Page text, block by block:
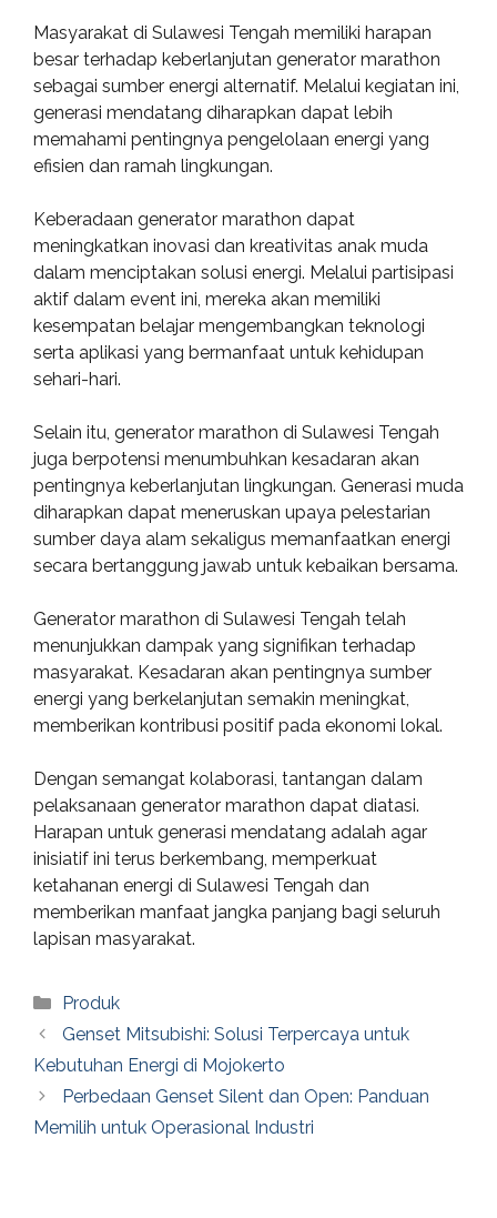
Masyarakat di Sulawesi Tengah memiliki harapan
besar terhadap keberlanjutan generator marathon
sebagai sumber energi alternatif. Melalui kegiatan ini,
generasi mendatang diharapkan dapat lebih
memahami pentingnya pengelolaan energi yang
efisien dan ramah lingkungan.
Keberadaan generator marathon dapat
meningkatkan inovasi dan kreativitas anak muda
dalam menciptakan solusi energi. Melalui partisipasi
aktif dalam event ini, mereka akan memiliki
kesempatan belajar mengembangkan teknologi
serta aplikasi yang bermanfaat untuk kehidupan
sehari-hari.
Selain itu, generator marathon di Sulawesi Tengah
juga berpotensi menumbuhkan kesadaran akan
pentingnya keberlanjutan lingkungan. Generasi muda
diharapkan dapat meneruskan upaya pelestarian
sumber daya alam sekaligus memanfaatkan energi
secara bertanggung jawab untuk kebaikan bersama.
Generator marathon di Sulawesi Tengah telah
menunjukkan dampak yang signifikan terhadap
masyarakat. Kesadaran akan pentingnya sumber
energi yang berkelanjutan semakin meningkat,
memberikan kontribusi positif pada ekonomi lokal.
Dengan semangat kolaborasi, tantangan dalam
pelaksanaan generator marathon dapat diatasi.
Harapan untuk generasi mendatang adalah agar
inisiatif ini terus berkembang, memperkuat
ketahanan energi di Sulawesi Tengah dan
memberikan manfaat jangka panjang bagi seluruh
lapisan masyarakat.
Categories
Produk
Genset Mitsubishi: Solusi Terpercaya untuk
Kebutuhan Energi di Mojokerto
Perbedaan Genset Silent dan Open: Panduan
Memilih untuk Operasional Industri